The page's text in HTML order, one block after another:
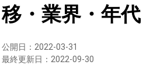
移・業界・年
公開日： 2022-03-31
最終更新日： 2022-09-30